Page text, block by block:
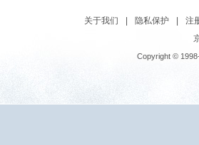
关于我们 隐私保护
注
Copyright ©